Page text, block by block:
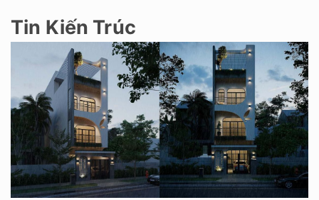
Tin Kiến Trúc